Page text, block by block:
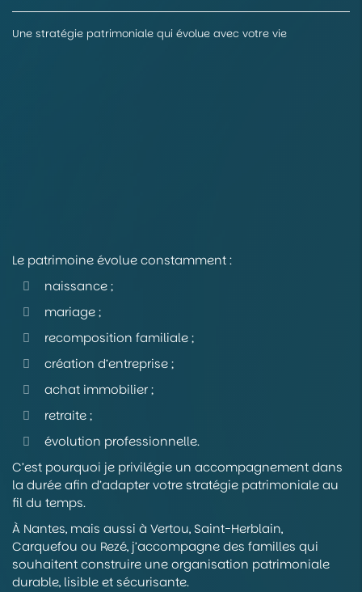
Une stratégie patrimoniale qui évolue avec votre vie
Le patrimoine évolue constamment :
naissance ;
mariage ;
recomposition familiale ;
création d’entreprise ;
achat immobilier ;
retraite ;
évolution professionnelle.
C’est pourquoi je privilégie un accompagnement dans
la durée afin d’adapter votre stratégie patrimoniale au
fil du temps.
À Nantes, mais aussi à Vertou, Saint-Herblain,
Carquefou ou Rezé, j’accompagne des familles qui
souhaitent construire une organisation patrimoniale
durable, lisible et sécurisante.